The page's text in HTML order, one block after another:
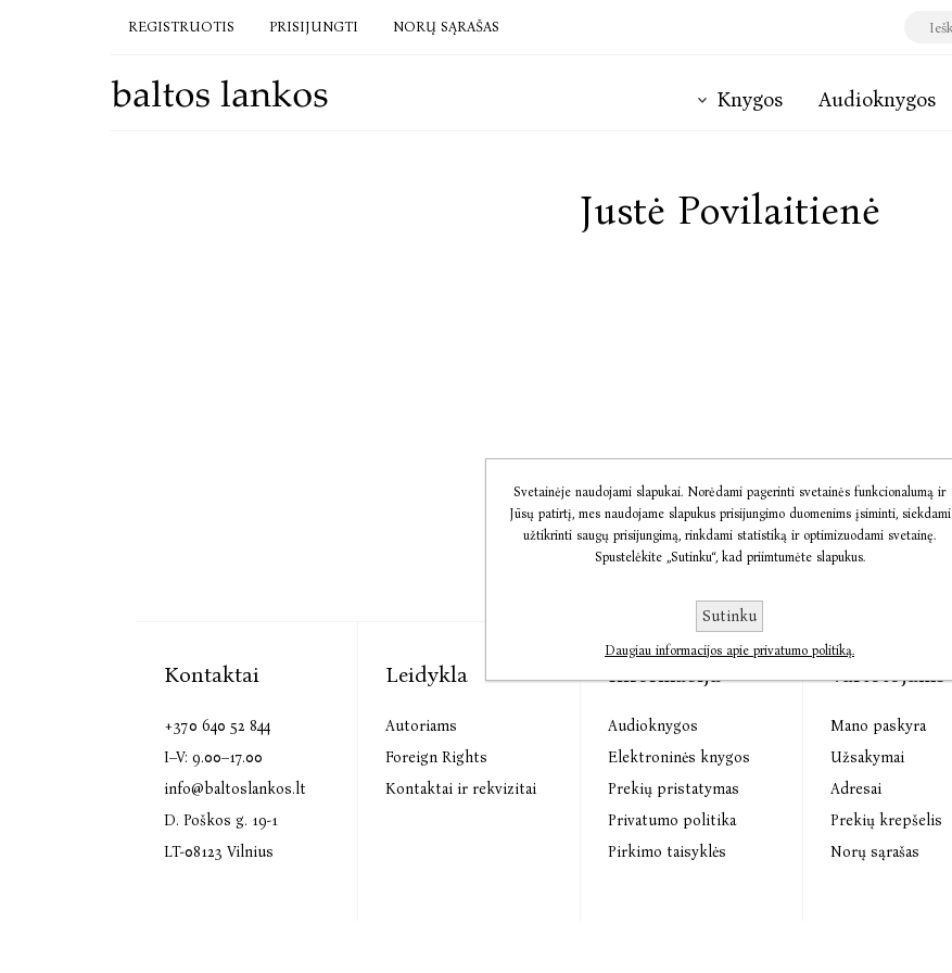
REGISTRUOTIS PRISIJUNGTI NORŲ SĄRAŠAS
Knygos Audioknygos
Justė Povilaitienė
Kontaktai
+370 640 52 844
I–V: 9.00–17.00
info@baltoslankos.lt
D. Poškos g. 19-1
LT-08123 Vilnius
Leidykla
Autoriams
Foreign Rights
Kontaktai ir rekvizitai
Informacija
Audioknygos
Elektroninės knygos
Prekių pristatymas
Privatumo politika
Pirkimo taisyklės
Vartotojams
Mano paskyra
Užsakymai
Adresai
Prekių krepšelis
Norų sąrašas
Svetainėje naudojami slapukai. Norėdami pagerinti svetainės funkcionalumą ir
Jūsų patirtį, mes naudojame slapukus prisijungimo duomenims įsiminti, siekdami
užtikrinti saugų prisijungimą, rinkdami statistiką ir optimizuodami svetainę.
Spustelėkite „Sutinku“, kad priimtumėte slapukus.
Sutinku
Daugiau informacijos apie privatumo politiką.